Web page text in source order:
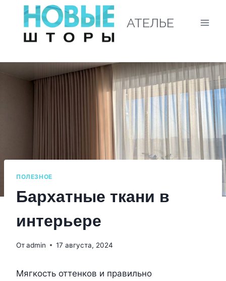
АТЕЛЬЕ
ПОЛЕЗНОЕ
Бархатные ткани в
интерьере
Отadmin 17 августа, 2024
Мягкость оттенков и правильно